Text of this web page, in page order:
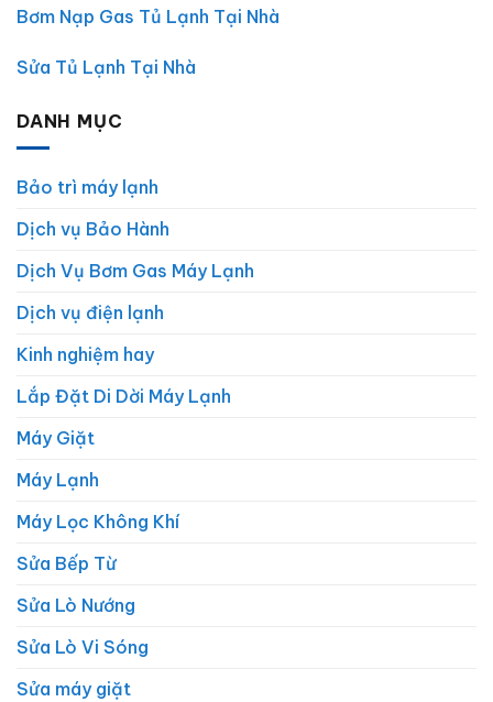
Bơm Nạp Gas Tủ Lạnh Tại Nhà
Sửa Tủ Lạnh Tại Nhà
DANH MỤC
Bảo trì máy lạnh
Dịch vụ Bảo Hành
Dịch Vụ Bơm Gas Máy Lạnh
Dịch vụ điện lạnh
Kinh nghiệm hay
Lắp Đặt Di Dời Máy Lạnh
Máy Giặt
Máy Lạnh
Máy Lọc Không Khí
Sửa Bếp Từ
Sửa Lò Nướng
Sửa Lò Vi Sóng
Sửa máy giặt